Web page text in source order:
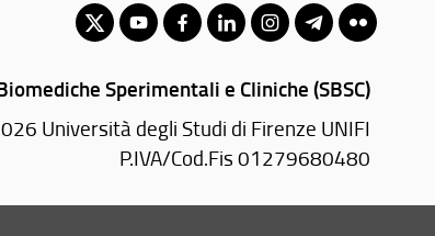
Sperimentali e Cliniche (SBSC)
Università degli Studi di Firenze UNIFI
P.IVA/Cod.Fis 01279680480